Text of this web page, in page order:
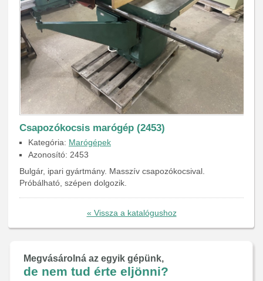
Csapozókocsis marógép (2453)
Kategória: Marógépek
Azonosító: 2453
Bulgár, ipari gyártmány. Masszív csapozókocsival.
Próbálható, szépen dolgozik.
« Vissza a katalógushoz
Megvásárolná az egyik gépünk,
de nem tud érte eljönni?